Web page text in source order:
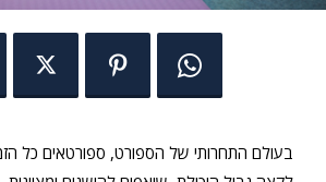
בעולם התחרותי של הספורט, ספורטאים כל